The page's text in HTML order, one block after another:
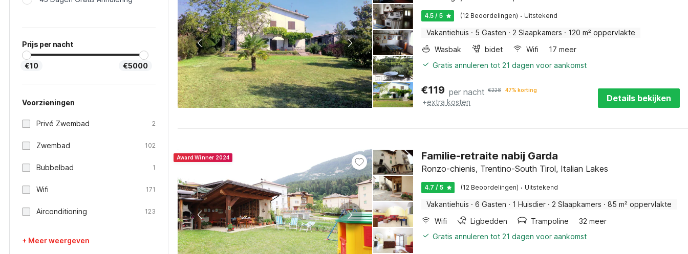
Prijs per nacht
€10 €5000
Voorzieningen
Privé Zwembad 2
Zwembad 102
Bubbelbad 1
Wifi 171
Airconditioning 123
+ Meer weergeven
4.5 / 5 (12 Beoordelingen) · Uitstekend
Vakantiehuis · 5 Gasten · 2 Slaapkamers · 120 m² oppervlakte
Wasbak
bidet Wifi
17 meer
Gratis annuleren tot 21 dagen voor aankomst
€119 per nacht €228 47% korting
+extra kosten Details bekijken
Award Winner 2024 Familie-retraite nabij Garda
Ronzo-chienis, Trentino-South Tirol, Italian Lakes
4.7 / 5 (12 Beoordelingen) · Uitstekend
Vakantiehuis · 6 Gasten · 1 Huisdier · 2 Slaapkamers · 85 m² oppervlakte
Wifi
Ligbedden Trampoline
32 meer
Gratis annuleren tot 21 dagen voor aankomst